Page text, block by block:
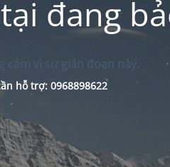
đang
cảm vì sự gián đoạn này.
hỗ trợ: 0968898622